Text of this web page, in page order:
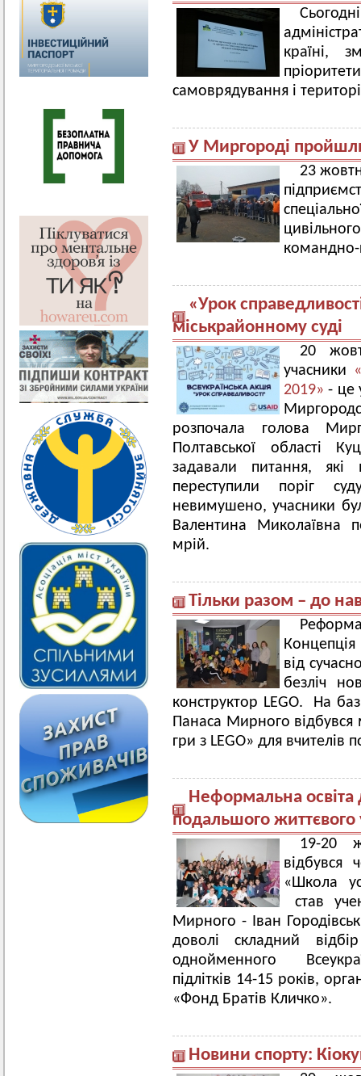
країні,
самоврядування і
У Миргороді
23
командно-
«Урок
міськрайонному суді
20
учасники
2019» - це
розпочала голова
Полтавської області
задавали питання,
переступили поріг
невимушено, учасники
Валентина Миколаївна
мрій.
Тільки разом – до
від
безліч
конструктор LEGO. На
Панаса Мирного відбувся
гри з LEGO» для вчителів
Неформальна освіта
подальшого життєвого
19-20
відбувся
«Школа
став
Мирного - Іван
доволі складний
однойменного
підлітків 14-15 років,
«Фонд Братів Кличко».
Новини спорту: